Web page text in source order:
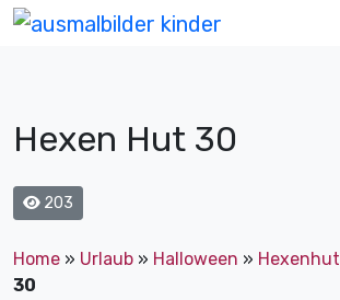
Hexen Hut 30
203
Home » Urlaub » Halloween » Hexenhut
30